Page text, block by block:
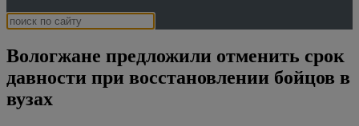
Вологжане предложили отменить срок
давности при восстановлении бойцов в
вузах